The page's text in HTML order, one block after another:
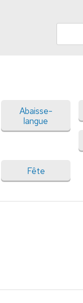
Abaisse-
langue
Fête